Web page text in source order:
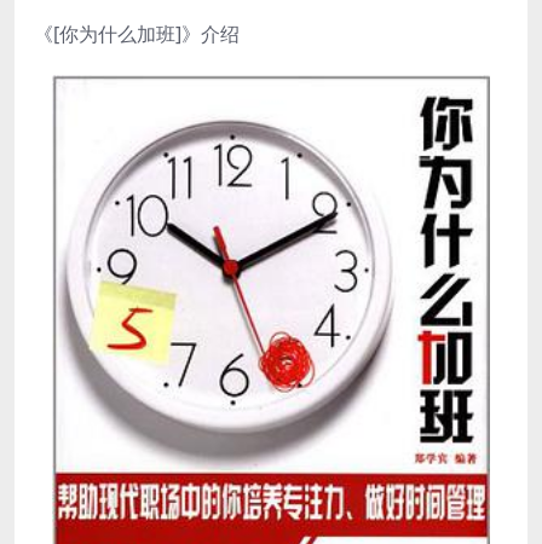
《[你为什么加班]》介绍